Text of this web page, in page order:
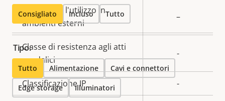
Pronta per l'utilizzo in
ambienti esterni
–
Classe di resistenza agli atti
vandalici
-
Classificazione IP -
Consigliato Incluso Tutto
Tipo:
Tutto Alimentazione Cavi e connettori
Edge storage Illuminatori